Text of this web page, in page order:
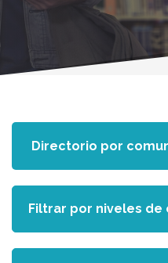
Filtrar por niveles de